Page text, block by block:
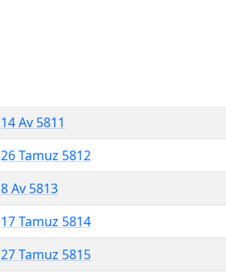
14 Av 5811
26 Tamuz 5812
8 Av 5813
17 Tamuz 5814
27 Tamuz 5815